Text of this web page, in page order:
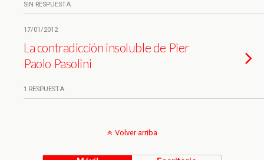
SIN RESPUESTA
17/01/2012
La contradicción insoluble de Pier
Paolo Pasolini
1 RESPUESTA
Volver arriba